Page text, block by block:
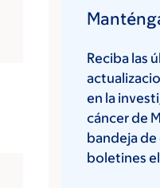
Reciba las
en la
cáncer de
bandeja
boletines